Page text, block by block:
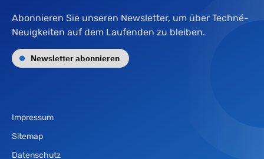
Abonnieren Sie unseren Newsletter, um über Techné-
Neuigkeiten auf dem Laufenden zu bleiben.
Newsletter abonnieren
Impressum
Sitemap
Datenschutz